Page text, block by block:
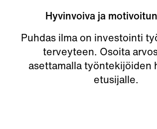
Hyvinvoiva ja
Puhdas ilma on investointi
terveyteen. Osoita
asettamalla työntekijöiden
etusijalle.